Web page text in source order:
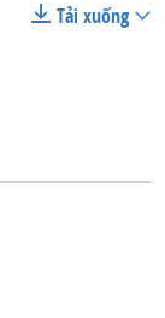
Tải xuống